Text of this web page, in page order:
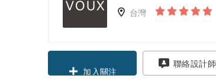
台灣
聯絡設計師